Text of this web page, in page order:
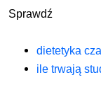
Sprawdź
dietetyka
ile trwają